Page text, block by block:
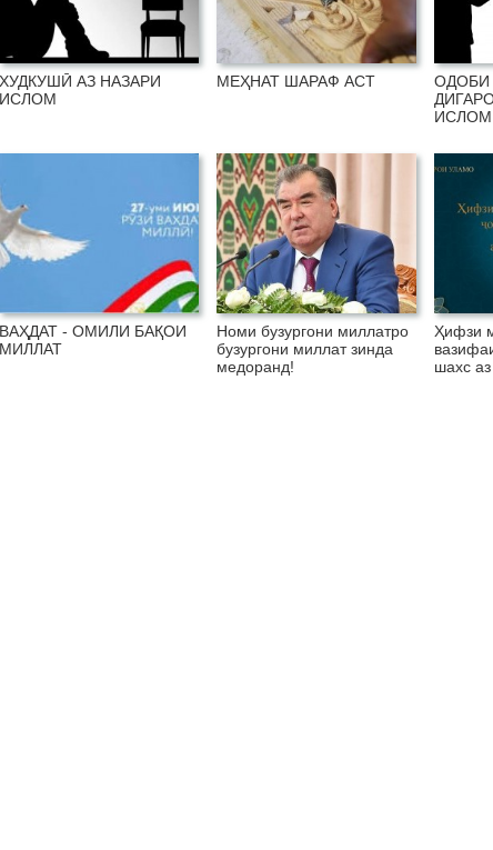
ХУДКУШӢ АЗ НАЗАРИ
ИСЛОМ
МЕҲНАТ ШАРАФ АСТ
ОДОБИ
ИСЛОМ
ВАҲДАТ - ОМИЛИ БАҚОИ
МИЛЛАТ
Номи бузургони миллатро
бузургони миллат зинда
медоранд!
Ҳифзи
шахс